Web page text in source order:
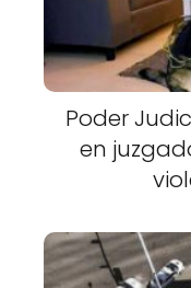
Poder
en